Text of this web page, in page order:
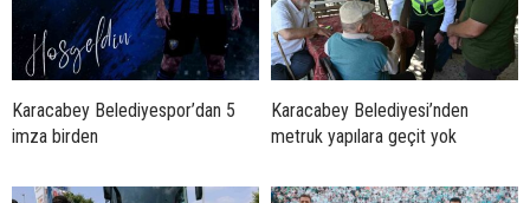
Karacabey Belediyespor’dan 5
imza birden
Karacabey Belediyesi’nden
metruk yapılara geçit yok